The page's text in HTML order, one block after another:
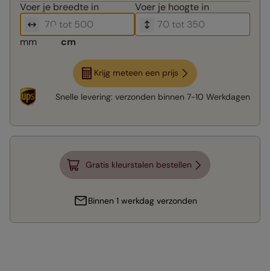
Voer je breedte in Voer je hoogte in
mm cm
Krijg meteen een prijs
Snelle levering: verzonden binnen 7-10 Werkdagen
Gratis kleurstalen bestellen
Binnen 1 werkdag verzonden